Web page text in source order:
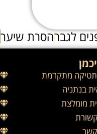
לגברהסרת שיער
מתקדמת
בנתניה
מומלצת